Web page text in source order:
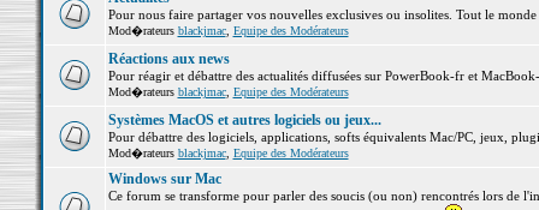
Pour nous faire partager vos nouvelles exclusives ou insolites. Tout le
Mod�rateurs blackjmac, Equipe des Modérateurs
Réactions aux news
Pour réagir et débattre des actualités diffusées sur PowerBook-fr et
Mod�rateurs blackjmac, Equipe des Modérateurs
Systèmes MacOS et autres logiciels ou jeux...
Pour débattre des logiciels, applications, softs équivalents Mac/PC, jeux,
Mod�rateurs blackjmac, Equipe des Modérateurs
Windows sur Mac
Ce forum se transforme pour parler des soucis (ou non) rencontrés lors de